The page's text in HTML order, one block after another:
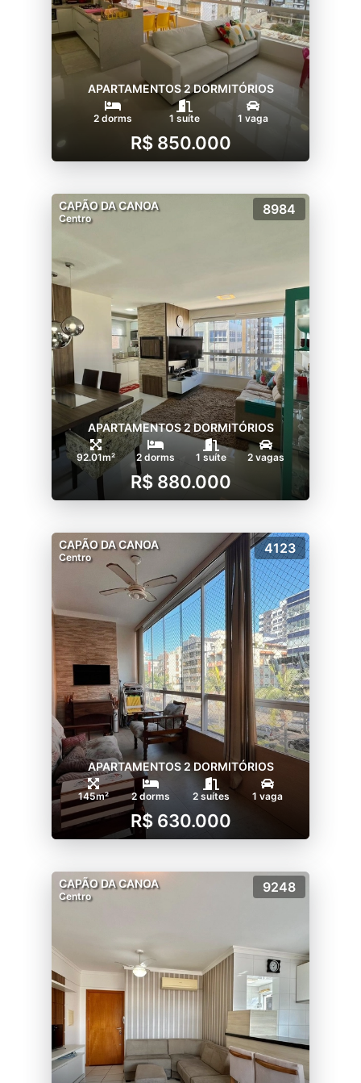
APARTAMENTOS 2 DORMITÓRIOS
2 dorms 1 suíte 1 vaga
R$ 850.000
CAPÃO DA CANOA
Centro
8984
APARTAMENTOS 2 DORMITÓRIOS
92.01m² 2 dorms 1 suíte 2 vagas
R$ 880.000
CAPÃO DA CANOA
Centro
4123
APARTAMENTOS 2 DORMITÓRIOS
145m² 2 dorms 2 suítes 1 vaga
R$ 630.000
CAPÃO DA CANOA
Centro
9248